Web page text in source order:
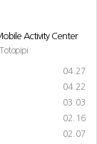
Activity Center
Totopipi
04.27
04.22
03.03
02.16
02.07